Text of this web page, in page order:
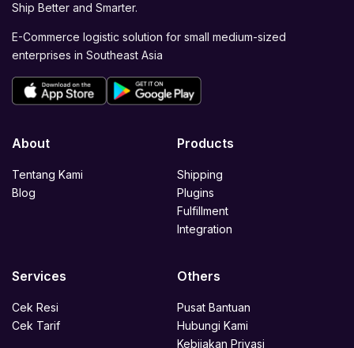
Ship Better and Smarter.
E-Commerce logistic solution for small medium-sized
enterprises in Southeast Asia
About
Tentang Kami
Blog
Products
Shipping
Plugins
Fulfillment
Integration
Services
Cek Resi
Cek Tarif
Others
Pusat Bantuan
Hubungi Kami
Kebijakan Privasi